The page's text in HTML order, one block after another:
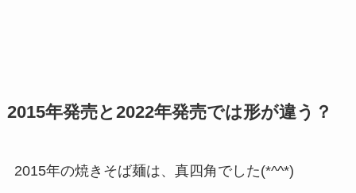
2015年発売と2022年発売では形が違う？
2015年の焼きそば麺は、真四角でした(*^^*)